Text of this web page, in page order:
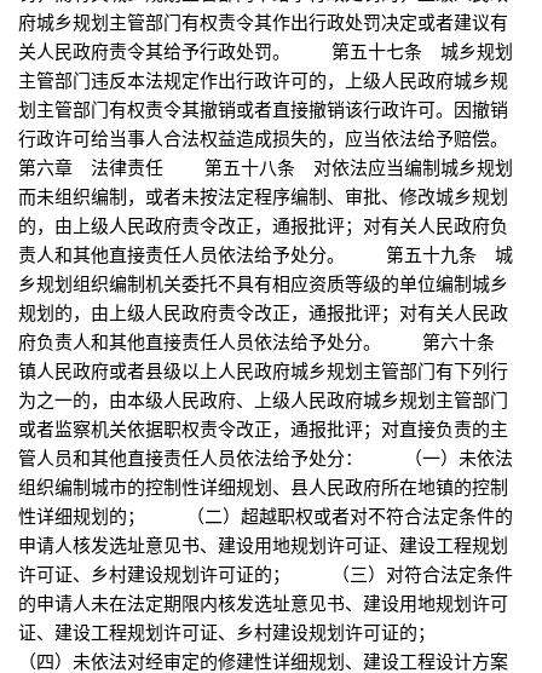
府城乡规划主管部门有权责令其作出行政处罚决定或者建议有
关人民政府责令其给予行政处罚。 第五十七条 城乡规划
主管部门违反本法规定作出行政许可的，上级人民政府城乡规
划主管部门有权责令其撤销或者直接撤销该行政许可。因撤销
行政许可给当事人合法权益造成损失的，应当依法给予赔偿。
第六章 法律责任 第五十八条 对依法应当编制城乡规划
而未组织编制，或者未按法定程序编制、审批、修改城乡规划
的，由上级人民政府责令改正，通报批评；对有关人民政府负
责人和其他直接责任人员依法给予处分。 第五十九条 城
乡规划组织编制机关委托不具有相应资质等级的单位编制城乡
规划的，由上级人民政府责令改正，通报批评；对有关人民政
府负责人和其他直接责任人员依法给予处分。 第六十条
镇人民政府或者县级以上人民政府城乡规划主管部门有下列行
为之一的，由本级人民政府、上级人民政府城乡规划主管部门
或者监察机关依据职权责令改正，通报批评；对直接负责的主
管人员和其他直接责任人员依法给予处分： （一）未依法
组织编制城市的控制性详细规划、县人民政府所在地镇的控制
性详细规划的； （二）超越职权或者对不符合法定条件的
申请人核发选址意见书、建设用地规划许可证、建设工程规划
许可证、乡村建设规划许可证的； （三）对符合法定条件
的申请人未在法定期限内核发选址意见书、建设用地规划许可
证、建设工程规划许可证、乡村建设规划许可证的；
（四）未依法对经审定的修建性详细规划、建设工程设计方案